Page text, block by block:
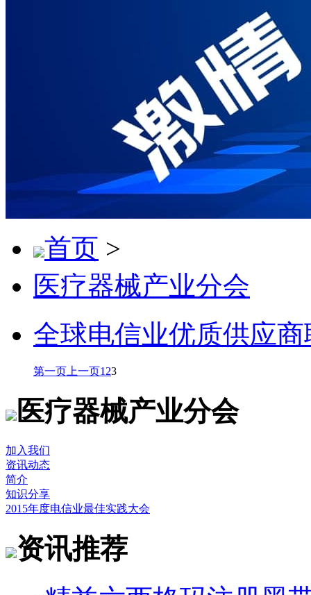
首页 >
医疗器械产业分会
全球电信业优质供应
第一页 上一页1 23
医疗器械产业分会
加入我们
资讯动态
简介
知识分享
2015年度电信业最佳实践大会
资讯推荐